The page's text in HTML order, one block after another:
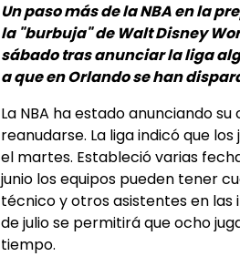
Un paso más de la NBA en la
la "burbuja" de Walt Disney
sábado tras anunciar la liga
a que en Orlando se han
La NBA ha estado anunciando
reanudarse. La liga indicó que
el martes. Estableció varias
junio los equipos pueden tener
técnico y otros asistentes en las
de julio se permitirá que ocho
tiempo.